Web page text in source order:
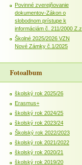
Povinné zverejňovanie
dokumentov-Zákon o
slobodnom prístupe k
informáciám č. 211/2000 Z.z
Školné 2025/2026 VZN
Nové Zámky č.1/2025
Fotoalbum
školský rok 2025/26
Erasmus+
školský rok 2024/25
školský rok 2023/24
Školský rok 2022/2023
školský rok 2021/2022
školský rok 2020/21
školský rok 2019/20